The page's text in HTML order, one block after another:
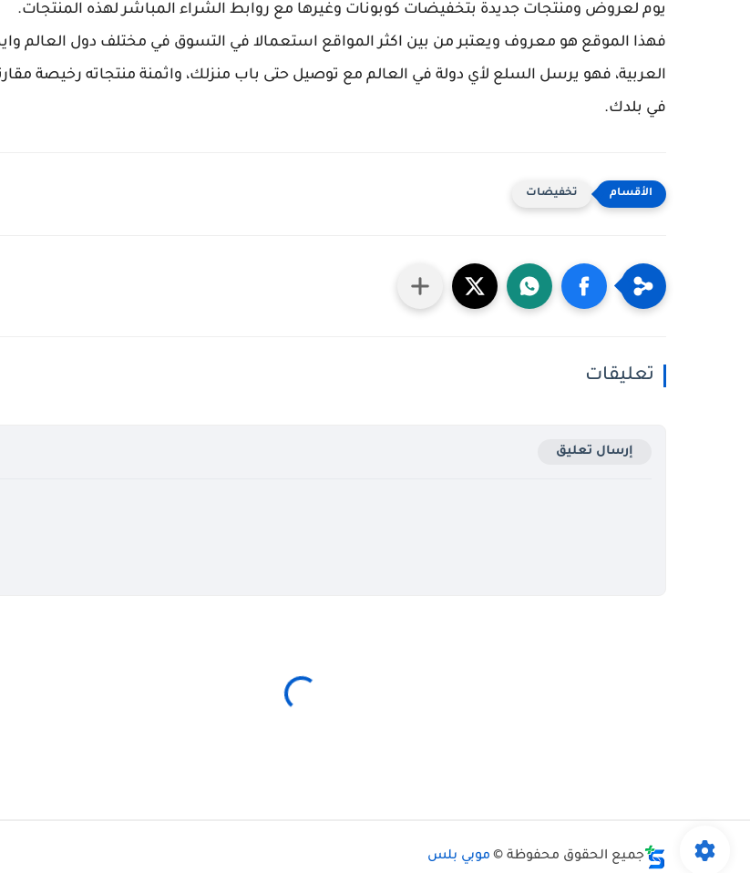
يوم لعروض ومنتجات جديدة بتخفيضات كوبونات وغيرها مع روابط الشراء المباشر لهذه المنتجات.
فهذا الموقع هو معروف ويعتبر من بين اكثر المواقع استعمالا في التسوق في مختلف دول العالم
العربية، فهو يرسل السلع لأي دولة في العالم مع توصيل حتى باب منزلك، واثمنة منتجاته رخيصة
في بلدك.
تخفيضات
تعليقات
إرسال تعليق
جميع الحقوق محفوظة © موبي بلس